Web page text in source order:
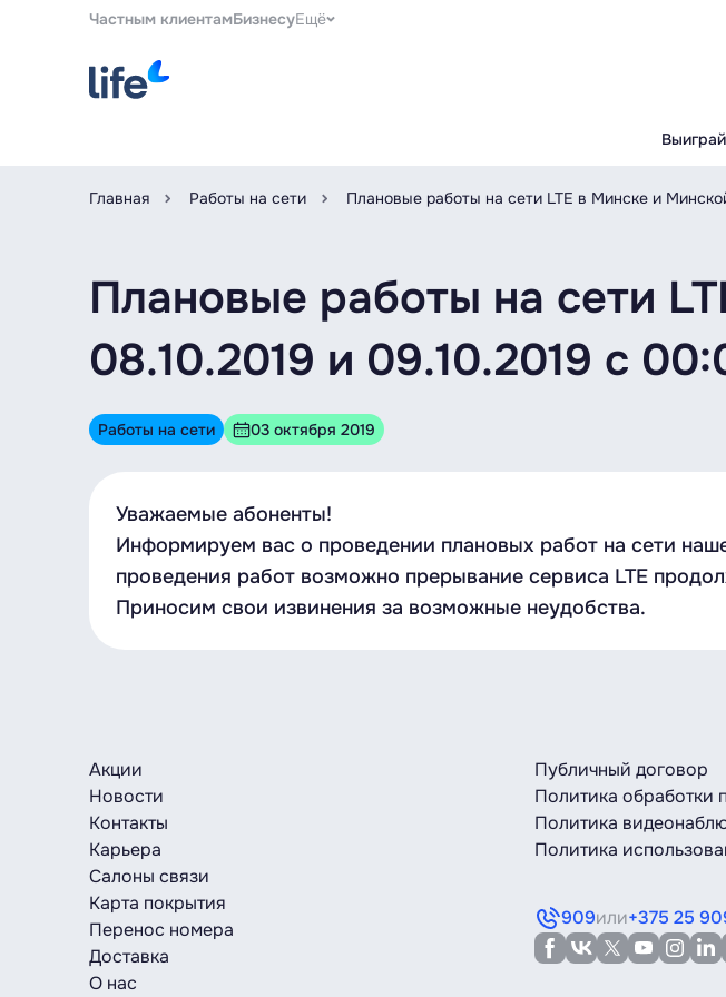
Частным клиентамБизнесуЕщё
Главная Работы на сети Плановые работы на сети LTE в Минске и
Плановые работы на сети
08.10.2019 и 09.10.2019 с
Работы на сети 03 октября 2019
Уважаемые абоненты!
Информируем вас о проведении плановых работ на сети
проведения работ возможно прерывание сервиса LTE
Приносим свои извинения за возможные неудобства.
Акции
Новости
Контакты
Карьера
Салоны связи
Карта покрытия
Перенос номера
Доставка
О нас
Публичный договор
Политика обработки
Политика
Политика
909или+375 25